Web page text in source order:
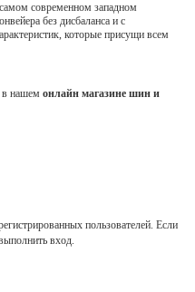
современном западном
без дисбаланса и с
которые присущи всем
нашем онлайн магазине шин и
пользователей. Если
вход.